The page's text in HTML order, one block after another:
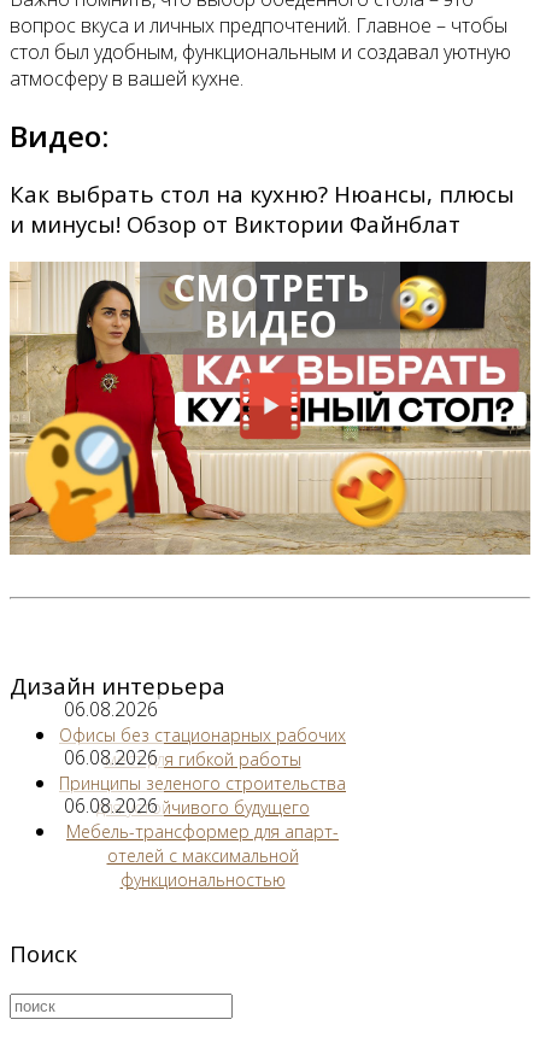
вопрос вкуса и личных предпочтений. Главное – чтобы
стол был удобным, функциональным и создавал уютную
атмосферу в вашей кухне.
Видео:
Как выбрать стол на кухню? Нюансы, плюсы
и минусы! Обзор от Виктории Файнблат
СМОТРЕТЬ
ВИДЕО
Дизайн интерьера
06.08.2026
Офисы без стационарных рабочих
мест для гибкой работы
06.08.2026
Принципы зеленого строительства
для устойчивого будущего
06.08.2026
Мебель-трансформер для апарт-
отелей с максимальной
функциональностью
Поиск